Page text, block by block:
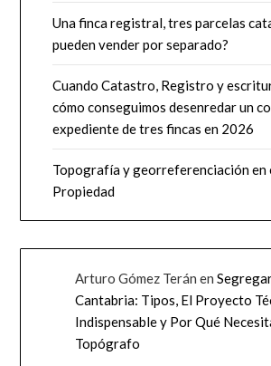
Una finca registral, tres parcelas
pueden vender por separado?
Cuando Catastro, Registro y
cómo conseguimos desenredar un
expediente de tres fincas en 2026
Topografía y georreferenciación en
Propiedad
Arturo Gómez Terán en
Cantabria: Tipos, El Proyecto
Indispensable y Por Qué
Topógrafo